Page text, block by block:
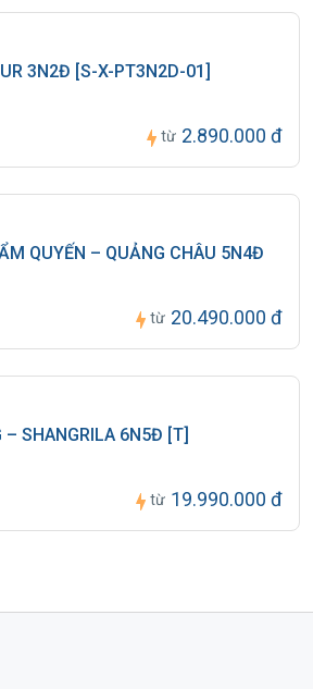
máy bay, dịch vụ ăn ở… và không chịu trách
3N2Đ [S-X-PT3N2D-01]
từ 2.890.000 đ
QUYẾN – QUẢNG CHÂU 5N4Đ
từ 20.490.000 đ
– SHANGRILA 6N5Đ [T]
từ 19.990.000 đ